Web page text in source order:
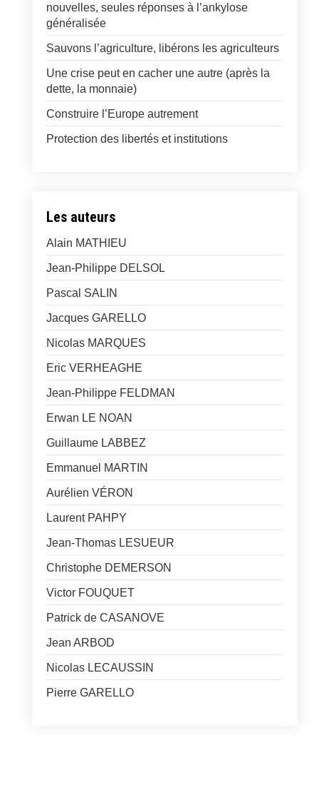
nouvelles, seules réponses à l’ankylose
généralisée
Sauvons l’agriculture, libérons les agriculteurs
Une crise peut en cacher une autre (après la
dette, la monnaie)
Construire l’Europe autrement
Protection des libertés et institutions
Les auteurs
Alain MATHIEU
Jean-Philippe DELSOL
Pascal SALIN
Jacques GARELLO
Nicolas MARQUES
Eric VERHEAGHE
Jean-Philippe FELDMAN
Erwan LE NOAN
Guillaume LABBEZ
Emmanuel MARTIN
Aurélien VÉRON
Laurent PAHPY
Jean-Thomas LESUEUR
Christophe DEMERSON
Victor FOUQUET
Patrick de CASANOVE
Jean ARBOD
Nicolas LECAUSSIN
Pierre GARELLO